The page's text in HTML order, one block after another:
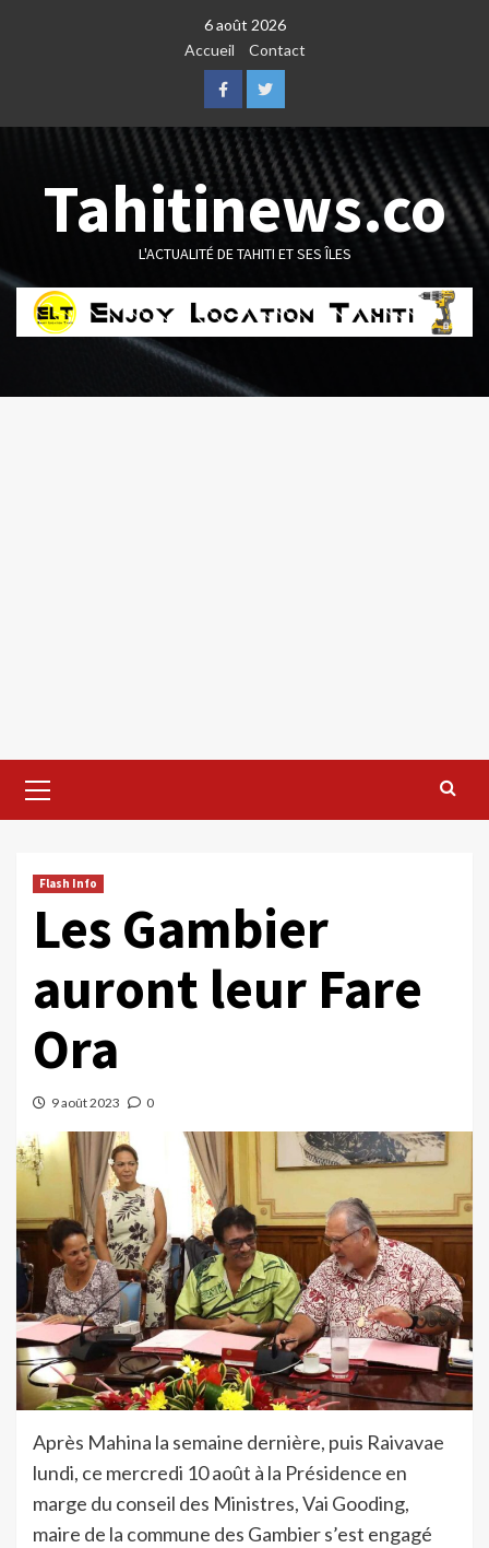
6 août 2026
Accueil
Contact
FacebookTwitter
Tahitinews.co
L'ACTUALITÉ DE TAHITI ET SES ÎLES
Menu
Flash Info
Les Gambier
auront leur Fare
Ora
9 août 2023 0
Après Mahina la semaine dernière, puis Raivavae
lundi, ce mercredi 10 août à la Présidence en
marge du conseil des Ministres, Vai Gooding,
maire de la commune des Gambier s’est engagé